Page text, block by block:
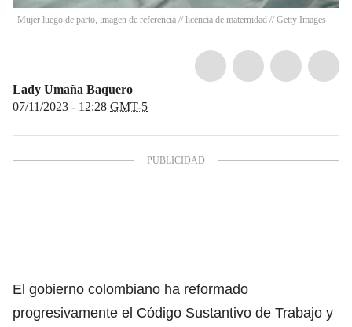
Mujer luego de parto, imagen de referencia // licencia de maternidad // Getty Images
Lady Umaña Baquero
07/11/2023 - 12:28 GMT-5
El gobierno colombiano ha reformado
progresivamente el Código Sustantivo de Trabajo y